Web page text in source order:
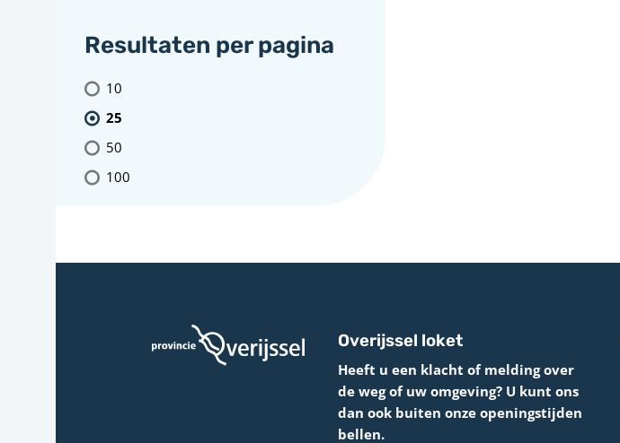
Resultaten per pagina
10
25
50
100
Overijssel loket
Heeft u een klacht of melding over
de weg of uw omgeving? U kunt ons
dan ook buiten onze openingstijden
bellen.